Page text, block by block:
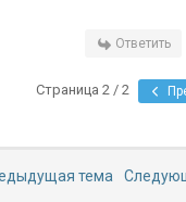
Ответить
Страница 2 / 2
тема